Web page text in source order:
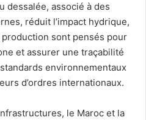
dessalée, associé à des
réduit l’impact hydrique,
sont pensés pour
et assurer une traçabilité
environnementaux
d’ordres internationaux.
le Maroc et la